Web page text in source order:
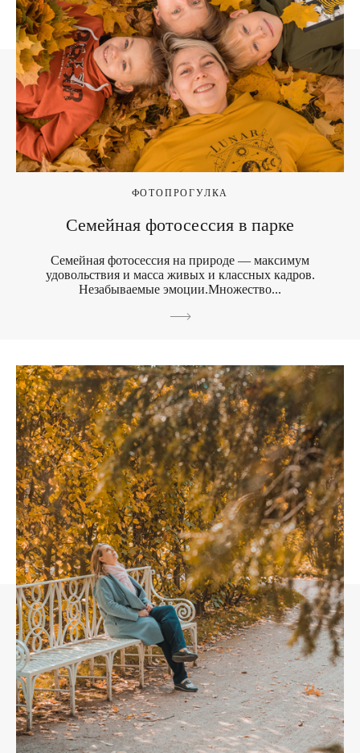
ФОТОПРОГУЛКА
Семейная фотосессия в парке
Семейная фотосессия на природе — максимум
удовольствия и масса живых и классных кадров.
Незабываемые эмоции.Множество...